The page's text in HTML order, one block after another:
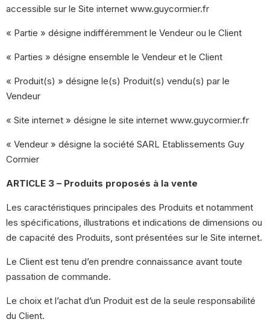
accessible sur le Site internet www.guycormier.fr
« Partie » désigne indifféremment le Vendeur ou le Client
« Parties » désigne ensemble le Vendeur et le Client
« Produit(s) » désigne le(s) Produit(s) vendu(s) par le
Vendeur
« Site internet » désigne le site internet www.guycormier.fr
« Vendeur » désigne la société SARL Etablissements Guy
Cormier
ARTICLE 3 – Produits proposés à la vente
Les caractéristiques principales des Produits et notamment
les spécifications, illustrations et indications de dimensions ou
de capacité des Produits, sont présentées sur le Site internet.
Le Client est tenu d’en prendre connaissance avant toute
passation de commande.
Le choix et l’achat d’un Produit est de la seule responsabilité
du Client.